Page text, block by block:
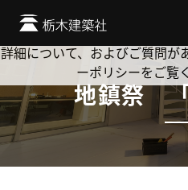
地鎮祭
Cookie を使用して、お客様の
か? 当社ではお客様のプライバ
詳細について、およびご質問が
ーポリシーをご覧